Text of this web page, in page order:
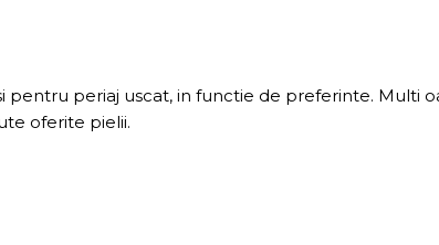
periaj uscat, in functie de preferinte. Multi
oferite pielii.